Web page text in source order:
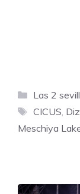
Categorías
Las 2
Etiquetas
CICUS
Meschiya